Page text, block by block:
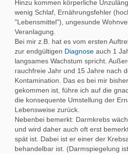
Hinzu kommen körperliche
wenig Schlaf, Ernährungsfehler
"Lebensmittel"), ungesunde
Veranlagung.
Bei mir z.B. hat es vom ersten
zur endgültigen Diagnose auch 1
langsames Wachstum spricht.
rauchfreie Jahr und 15 Jahre nach
Kontamination. Das es bei mir
gekommen ist, führe ich auf die
die konsequente Umstellung der
Lebensweise zurück.
Nebenbei bemerkt: Darmkrebs
und wird daher auch oft erst
spät ist. Dabei ist er einer der
behandelbar ist. (Darmspiegelung